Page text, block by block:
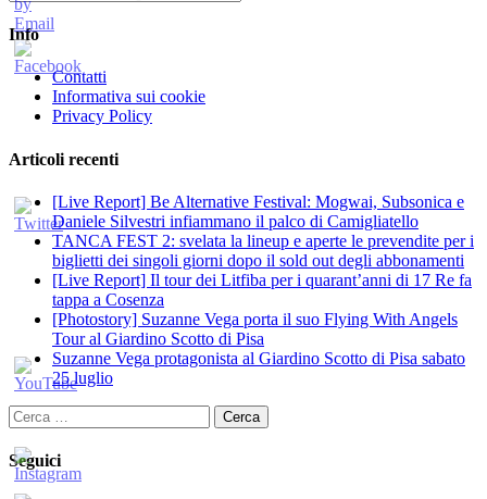
Info
Contatti
Informativa sui cookie
Privacy Policy
Articoli recenti
[Live Report] Be Alternative Festival: Mogwai, Subsonica e
Daniele Silvestri infiammano il palco di Camigliatello
TANCA FEST 2: svelata la lineup e aperte le prevendite per i
biglietti dei singoli giorni dopo il sold out degli abbonamenti
[Live Report] Il tour dei Litfiba per i quarant’anni di 17 Re fa
tappa a Cosenza
[Photostory] Suzanne Vega porta il suo Flying With Angels
Tour al Giardino Scotto di Pisa
Suzanne Vega protagonista al Giardino Scotto di Pisa sabato
25 luglio
Ricerca
per:
Seguici